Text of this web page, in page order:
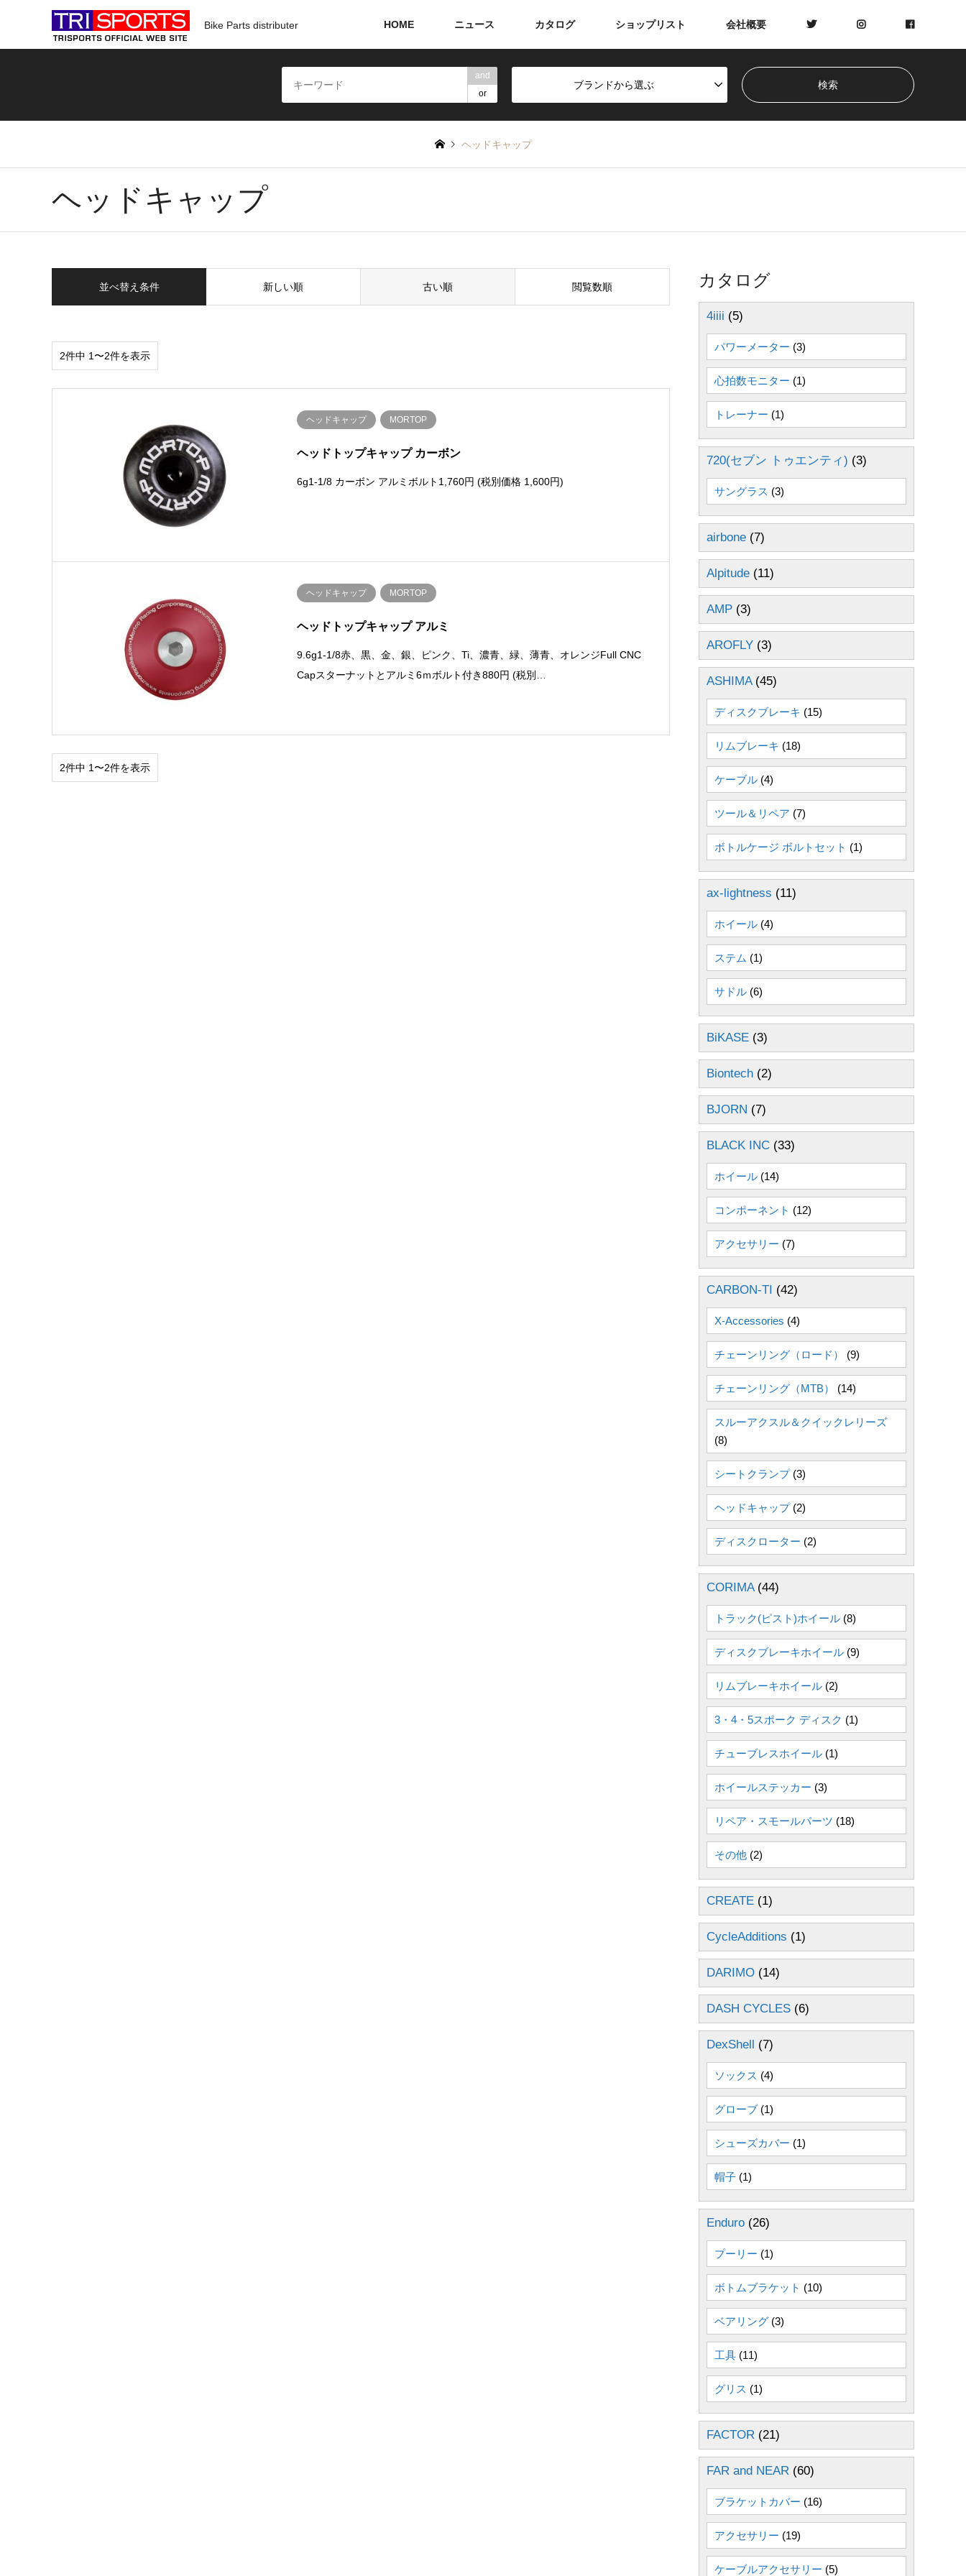
Bike Parts distributer HOME ニュース カタログ ショップリスト 会社概要
and
or
ブランドから選ぶ
ヘッドキャップ
ヘッドキャップ
並べ替え条件 新しい順 古い順 閲覧数順
2件中 1〜2件を表示
ヘッドキャップ MORTOP
ヘッドトップキャップ カーボン
6g1-1/8 カーボン アルミボルト1,760円 (税別価格 1,600円)
ヘッドキャップ MORTOP
ヘッドトップキャップ アルミ
9.6g1-1/8赤、黒、金、銀、ピンク、Ti、濃青、緑、薄青、オレンジFull CNC
Capスターナットとアルミ6ｍボルト付き880円 (税別…
2件中 1〜2件を表示
カタログ
4iiii (5)
パワーメーター (3)
心拍数モニター (1)
トレーナー (1)
720(セブン トゥエンティ) (3)
サングラス (3)
airbone (7)
Alpitude (11)
AMP (3)
AROFLY (3)
ASHIMA(45)
ディスクブレーキ (15)
リムブレーキ (18)
ケーブル (4)
ツール＆リペア (7)
ボトルケージ ボルトセット (1)
ax-lightness (11)
ホイール (4)
ステム (1)
サドル (6)
BiKASE (3)
Biontech (2)
BJORN (7)
BLACK INC (33)
ホイール (14)
コンポーネント (12)
アクセサリー (7)
CARBON-TI (42)
X-Accessories (4)
チェーンリング（ロード） (9)
チェーンリング（MTB） (14)
スルーアクスル＆クイックレリーズ
(8)
シートクランプ(3)
ヘッドキャップ(2)
ディスクローター (2)
CORIMA(44)
トラック(ピスト)ホイール (8)
ディスクブレーキホイール (9)
リムブレーキホイール (2)
3・4・5スポーク ディスク (1)
チューブレスホイール (1)
ホイールステッカー (3)
リペア・スモールパーツ (18)
その他 (2)
CREATE (1)
CycleAdditions (1)
DARIMO (14)
DASH CYCLES (6)
DexShell (7)
ソックス (4)
グローブ (1)
シューズカバー (1)
帽子 (1)
Enduro (26)
プーリー (1)
ボトムブラケット (10)
ベアリング (3)
工具 (11)
グリス (1)
FACTOR (21)
FAR and NEAR (60)
ブラケットカバー (16)
アクセサリー (19)
ケーブルアクセサリー (5)